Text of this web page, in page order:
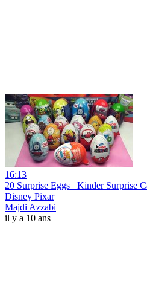
16:13
20 Surprise Eggs_ Kinder Surprise
Disney Pixar
Majdi Azzabi
il y a 10 ans